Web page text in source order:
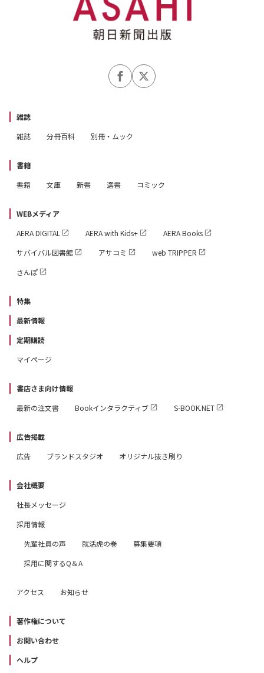
雑誌
雑誌
分冊百科 別冊・ムック
書籍
書籍
文庫 新書 選書 コミック
WEBメディア
AERA DIGITAL
AERA with Kids+
AERA Books
サバイバル図書館
アサコミ
web TRIPPER
さんぽ
特集
最新情報
定期購読
マイページ
書店さま向け情報
最新の注文書
Bookインタラクティブ S-BOOK.NET
広告掲載
広告
ブランドスタジオ オリジナル抜き刷り
会社概要
社長メッセージ
採用情報
先輩社員の声
就活虎の巻
募集要項
採用に関するQ＆A
アクセス お知らせ
著作権について
お問い合わせ
ヘルプ